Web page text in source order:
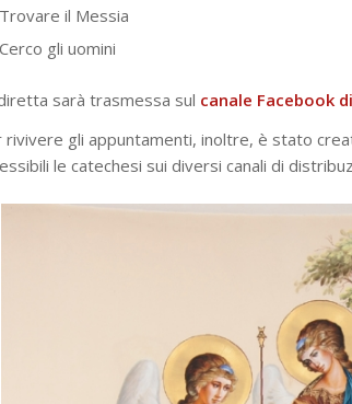
Trovare il Messia
Cerco gli uomini
sarà trasmessa sul canale Facebook
rivivere gli appuntamenti, inoltre, è stato
le catechesi sui diversi canali di